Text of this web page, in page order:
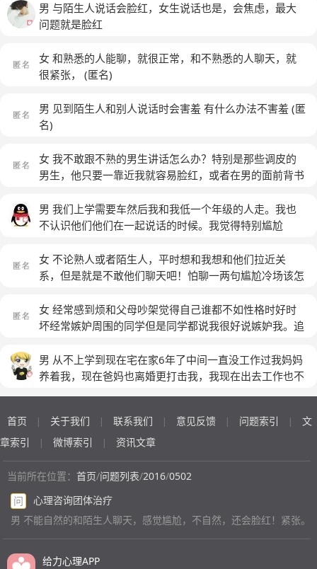
男 与陌生人说话会脸红，女生说话也是，会焦虑，最大
问题就是脸红
女 和熟悉的人能聊，就很正常，和不熟悉的人聊天，就
很紧张， (匿名)
男 见到陌生人和别人说话时会害羞 有什么办法不害羞 (匿
名)
女 我不敢跟不熟的男生讲话怎么办？特别是那些调皮的
男生，他只要一靠近我就容易脸红，或者在男的面前背书
男 我们上学需要车然后我和我低一个年级的人走。我也
不认识他们他们在一起说话的时候。我觉得特别尴尬
女 不论熟人或者陌生人，平时想和我想和他们拉近关
系，但是就是不敢他们聊天吧！怕聊一两句尴尬冷场该怎
女 经常感到烦和父母吵架觉得自己谁都不如性格时好时
坏经常嫉妒周围的同学但是同学都说我很好说嫉妒我。追
前十变到前十五。过分得注重别人对自己的看法。一点小
事就会想哭。一到大型或者正式的考试就紧张到手抖。和
男 从不上学到现在宅在家6年了中间一直没工作过我妈妈
养着我，现在爸妈也离婚更打击我，我现在出去工作也不
了，我像一个废人亲戚邻居也没人理我了，我天天痛苦啊
不知道未来是什麽样谁能帮帮我啊难道只有死吗！男，19
岁
首页 | 关于我们 | 联系我们 | 意见反馈 | 问题索引 |
文
章索引
| 微博索引 | 资讯文章
当前所在位置： 首页/问题列表/2016/0502
问
心理咨询团体治疗
男 不能自然的和陌生人聊天，感觉尴尬，不自然，还会脸红！紧张。
给力心理APP